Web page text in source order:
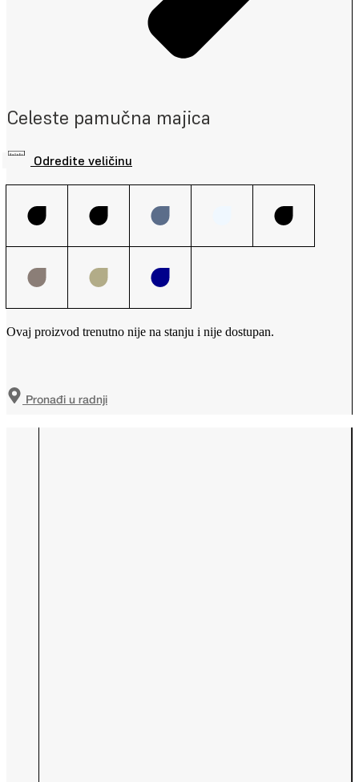
Celeste pamučna majica
Odredite veličinu
Ovaj proizvod trenutno nije na stanju i nije dostupan.
Pronađi u radnji